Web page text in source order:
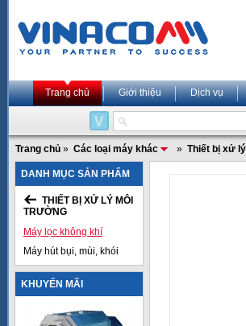
Trang chủ Giới thiệu Dịch vụ
Trang chủ » Các loại máy khác » Thiết bị xử
DANH MỤC SẢN PHẨM
THIẾT BỊ XỬ LÝ MÔI
TRƯỜNG
Máy lọc không khí
Máy hút bụi, mùi, khói
KHUYẾN MÃI